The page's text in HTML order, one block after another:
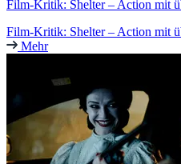
Film-Kritik: Shelter – Action mit
Film-Kritik: Shelter – Action mit
Mehr